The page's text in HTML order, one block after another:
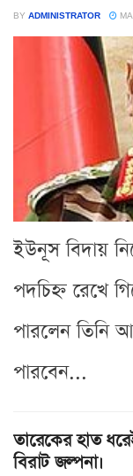
BY ADMINISTRATOR
ইউনূস বিদায়
পদচিহ্ন রেখে
পারলেন তিনি
পারবেন...
তারেকের হাত
বিরাট জল্পনা।